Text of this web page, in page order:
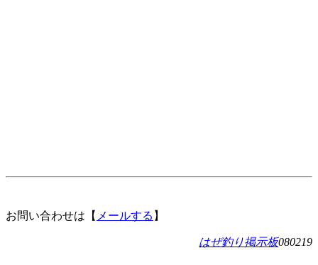
お問い合わせは【 メールする 】
はぜ釣り掲示板080219